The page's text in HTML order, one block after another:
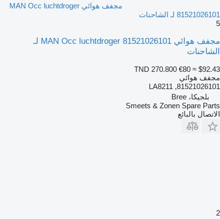
مجفف هوائي MAN Occ luchtdroger
81521026101 لـ الشاحنات
5
مجفف هوائي MAN Occ luchtdroger 81521026101 لـ
الشاحنات
TND 270.800 €80 ≈ $92.43
مجفف هوائي
81521026101, LA8211
بلجيكا، Bree
Smeets & Zonen Spare Parts
الاتصال بالبائع
2